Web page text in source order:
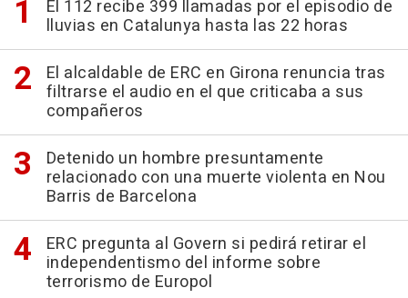
El 112 recibe 399 llamadas por el episodio de
lluvias en Catalunya hasta las 22 horas
El alcaldable de ERC en Girona renuncia tras
filtrarse el audio en el que criticaba a sus
compañeros
Detenido un hombre presuntamente
relacionado con una muerte violenta en Nou
Barris de Barcelona
ERC pregunta al Govern si pedirá retirar el
independentismo del informe sobre
terrorismo de Europol